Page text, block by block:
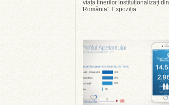
viața tinerilor instituționalizați din
România”. Expoziția...